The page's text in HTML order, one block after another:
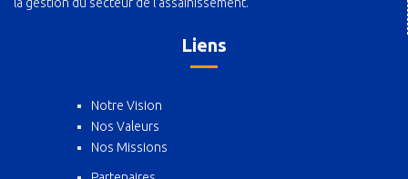
la gestion du secteur de l’assainissement.
Liens
Notre Vision
Nos Valeurs
Nos Missions